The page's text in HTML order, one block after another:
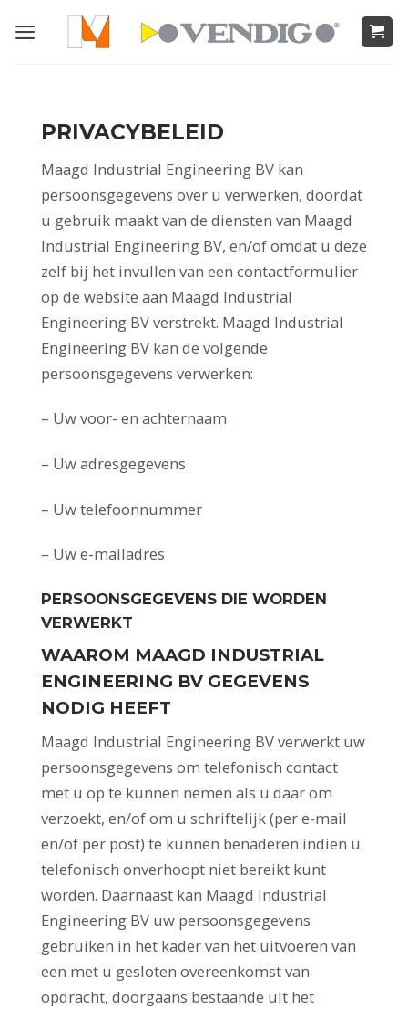
naar
PRIVACYBELEID
Maagd Industrial Engineering BV kan
persoonsgegevens over u verwerken, doordat
u gebruik maakt van de diensten van Maagd
Industrial Engineering BV, en/of omdat u deze
zelf bij het invullen van een contactformulier
op de website aan Maagd Industrial
Engineering BV verstrekt. Maagd Industrial
Engineering BV kan de volgende
persoonsgegevens verwerken:
– Uw voor- en achternaam
– Uw adresgegevens
– Uw telefoonnummer
– Uw e-mailadres
PERSOONSGEGEVENS DIE WORDEN
VERWERKT
WAAROM MAAGD INDUSTRIAL
ENGINEERING BV GEGEVENS
NODIG HEEFT
Maagd Industrial Engineering BV verwerkt uw
persoonsgegevens om telefonisch contact
met u op te kunnen nemen als u daar om
verzoekt, en/of om u schriftelijk (per e-mail
en/of per post) te kunnen benaderen indien u
telefonisch onverhoopt niet bereikt kunt
worden. Daarnaast kan Maagd Industrial
Engineering BV uw persoonsgegevens
gebruiken in het kader van het uitvoeren van
een met u gesloten overeenkomst van
opdracht, doorgaans bestaande uit het